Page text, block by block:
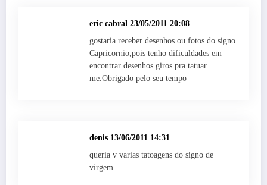
eric cabral 23/05/2011 20:08
gostaria receber desenhos ou fotos do signo
Capricornio,pois tenho dificuldades em
encontrar desenhos giros pra tatuar
me.Obrigado pelo seu tempo
denis 13/06/2011 14:31
queria v varias tatoagens do signo de
virgem